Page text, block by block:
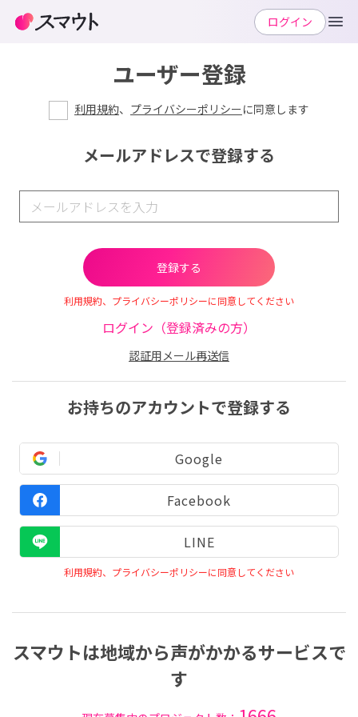
ユーザー登録
利用規約、 プライバシーポリシーに同意します
メールアドレスで登録する
利用規約、プライバシーポリシーに同意してください
ログイン（登録済みの方）
認証用メール再送信
お持ちのアカウントで登録する
Google
Facebook
LINE
利用規約、プライバシーポリシーに同意してください
スマウトは地域から声がかかるサービスで
す
ログイン